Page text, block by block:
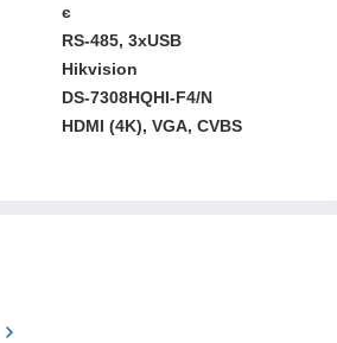
є
RS-485, 3хUSB
Hikvision
DS-7308HQHI-F4/N
HDMI (4K), VGA, CVBS